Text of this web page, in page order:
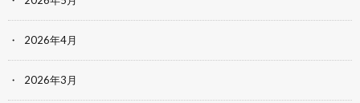
2026年4月
2026年3月